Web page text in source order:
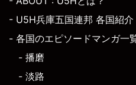
- U5H兵庫五国連邦 各国紹介
- 各国のエピソードマンガ一
- 播磨
- 淡路